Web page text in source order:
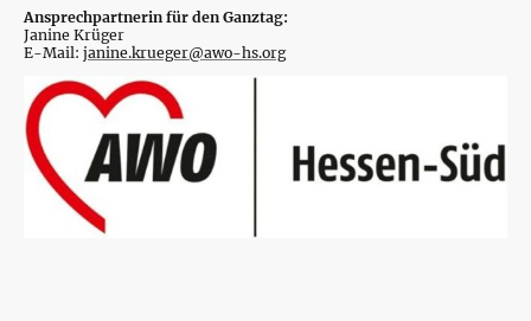
Ansprechpartnerin für den Ganztag:
Janine Krüger
E-Mail: janine.krueger@awo-hs.org